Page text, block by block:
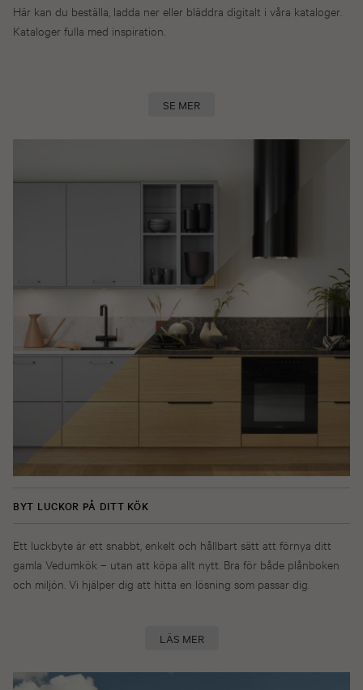
Här kan du beställa, ladda ner eller bläddra digitalt i våra kataloger.
Kataloger fulla med inspiration.
SE MER
BYT LUCKOR PÅ DITT KÖK
Ett luckbyte är ett snabbt, enkelt och hållbart sätt att förnya ditt
gamla Vedumkök – utan att köpa allt nytt. Bra för både plånboken
och miljön. Vi hjälper dig att hitta en lösning som passar dig.
LÄS MER